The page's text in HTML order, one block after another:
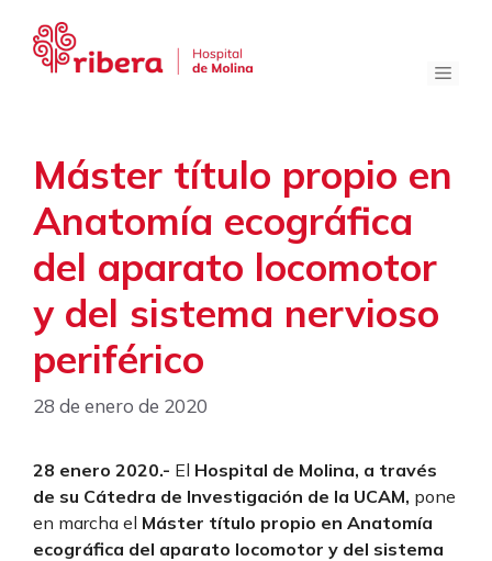
contenido
Menú
Máster título propio en
Anatomía ecográfica
del aparato locomotor
y del sistema nervioso
periférico
28 de enero de 2020
28 enero 2020.- El Hospital de Molina, a través
de su Cátedra de Investigación de la UCAM, pone
en marcha el Máster título propio en Anatomía
ecográfica del aparato locomotor y del sistema